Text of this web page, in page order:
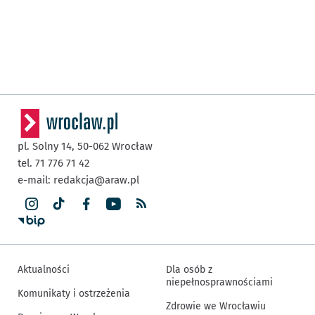
pl. Solny 14, 50-062 Wrocław
tel. 71 776 71 42
e-mail: redakcja@araw.pl
Aktualności
Komunikaty i ostrzeżenia
Dla osób z
niepełnosprawnościami
Zdrowie we Wrocławiu